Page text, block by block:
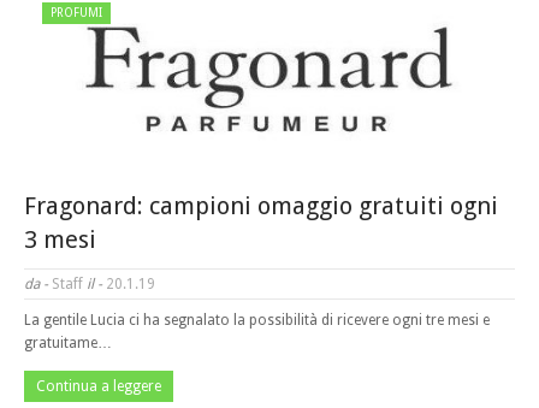
PROFUMI
Fragonard: campioni omaggio gratuiti ogni
3 mesi
da - Staff il - 20.1.19
La gentile Lucia ci ha segnalato la possibilità di ricevere ogni tre mesi e
gratuitame…
Continua a leggere